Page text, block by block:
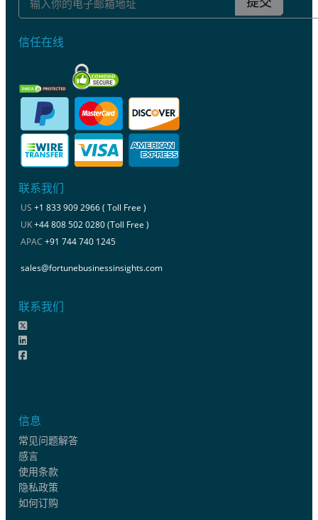
信任在线
联系我们
US +1 833 909 2966 ( Toll Free )
UK+44 808 502 0280 (Toll Free )
APAC +91 744 740 1245
sales@fortunebusinessinsights.com
联系我们
信息
常见问题解答
感言
使用条款
隐私政策
如何订购